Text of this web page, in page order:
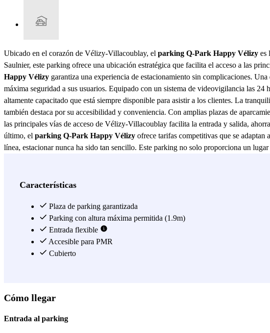
Ubicado en el corazón de Vélizy-Villacoublay, el parking Q-Park Happy Vélizy es
Saulnier, este parking ofrece una ubicación estratégica que facilita el acceso a las
Happy Vélizy garantiza una experiencia de estacionamiento sin complicaciones.
máxima seguridad a sus usuarios. Equipado con un sistema de videovigilancia las
altamente capacitado que está siempre disponible para asistir a los clientes. La
también destaca por su accesibilidad y conveniencia. Con amplias plazas de
las principales vías de acceso de Vélizy-Villacoublay facilita la entrada y salida,
último, el parking Q-Park Happy Vélizy ofrece tarifas competitivas que se adaptan
línea, estacionar nunca ha sido tan sencillo. Este parking no solo proporciona un
Características
Plaza de parking garantizada
Parking con altura máxima permitida (1.9m)
Entrada flexible
Accesible para PMR
Cubierto
Cómo llegar
Entrada al parking